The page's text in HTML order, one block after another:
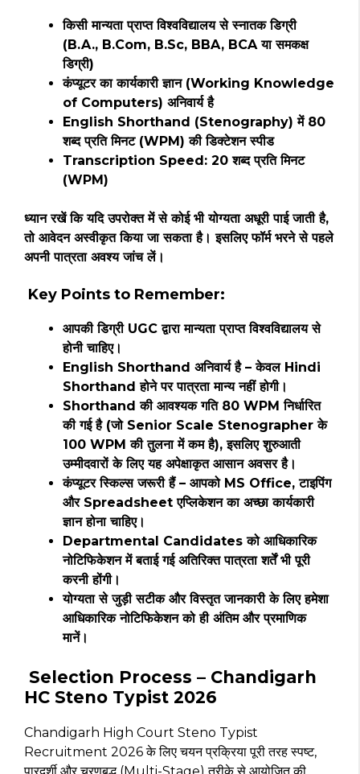
किसी मान्यता प्राप्त विश्वविद्यालय से स्नातक डिग्री
(B.A., B.Com, B.Sc, BBA, BCA या समकक्ष
डिग्री)
कंप्यूटर का कार्यकारी ज्ञान (Working Knowledge
of Computers) अनिवार्य है
English Shorthand (Stenography) में 80
शब्द प्रति मिनट (WPM) की डिक्टेशन स्पीड
Transcription Speed: 20 शब्द प्रति मिनट
(WPM)
ध्यान रखें कि यदि उपरोक्त में से कोई भी योग्यता अधूरी पाई जाती है,
तो आवेदन अस्वीकृत किया जा सकता है। इसलिए फॉर्म भरने से पहले
अपनी पात्रता अवश्य जांच लें।
Key Points to Remember:
आपकी डिग्री UGC द्वारा मान्यता प्राप्त विश्वविद्यालय से
होनी चाहिए।
English Shorthand अनिवार्य है – केवल Hindi
Shorthand होने पर पात्रता मान्य नहीं होगी।
Shorthand की आवश्यक गति 80 WPM निर्धारित
की गई है (जो Senior Scale Stenographer के
100 WPM की तुलना में कम है), इसलिए शुरुआती
उम्मीदवारों के लिए यह अपेक्षाकृत आसान अवसर है।
कंप्यूटर स्किल्स जरूरी हैं – आपको MS Office, टाइपिंग
और Spreadsheet एप्लिकेशन का अच्छा कार्यकारी
ज्ञान होना चाहिए।
Departmental Candidates को आधिकारिक
नोटिफिकेशन में बताई गई अतिरिक्त पात्रता शर्तें भी पूरी
करनी होंगी।
योग्यता से जुड़ी सटीक और विस्तृत जानकारी के लिए हमेशा
आधिकारिक नोटिफिकेशन को ही अंतिम और प्रमाणिक
मानें।
Selection Process – Chandigarh
HC Steno Typist 2026
Chandigarh High Court Steno Typist
Recruitment 2026 के लिए चयन प्रक्रिया पूरी तरह स्पष्ट,